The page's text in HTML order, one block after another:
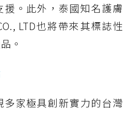
。此外，泰國知名護膚
LTD也將帶來其標誌性
。
家極具創新實力的台灣